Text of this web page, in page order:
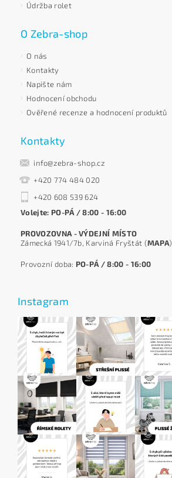
Údržba rolet
O Zebra-shop
O nás
Kontakty
Napište nám
Hodnocení obchodu
Ověřené recenze a hodnocení produktů
Kontakty
info@zebra-shop.cz
+420 774 484 020
+420 608 539 624
Volejte: PO-PÁ / 8:00 - 16:00
PROVOZOVNA - VÝDEJNÍ MÍSTO
Zámecká 1941/7b, Karviná Fryštát (MAPA)
Provozní doba: PO-PÁ / 8:00 - 16:00
Instagram